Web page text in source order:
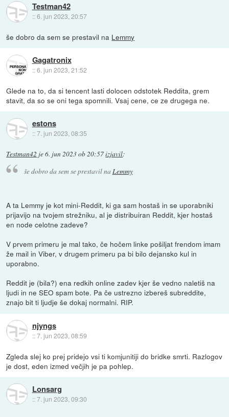
Testman42
::6. jun 2023, 20:57
še dobro da sem se prestavil na Lemmy
Gagatronix
::6. jun 2023, 21:52
Glede na to, da si tencent lasti dolocen odstotek Reddita, grem
stavit, da so se oni tega spomnili. Vsaj cene, ce ze drugega ne.
estons
::7. jun 2023, 08:35
Testman42 je6. jun 2023 ob 20:57izjavil:
še dobro da sem se prestavil na Lemmy
A ta Lemmy je kot mini-Reddit, ki ga sam hostaš in se uporabniki
prijavijo na tvojem strežniku, al je distribuiran Reddit, kjer hostaš
en node celotne zadeve?
V prvem primeru je mal tako, če hočem linke pošiljat frendom imam
že mail in Viber, v drugem primeru pa bi bilo dejansko kul in
uporabno.
Reddit je (bila?) ena redkih online zadev kjer še vedno naletiš na
ljudi in ne SEO spam bote. Pa če ustrezno izbereš subreddite,
znajo bit ti ljudje še dokaj normalni. RIP.
njyngs
::7. jun 2023, 08:59
Zgleda slej ko prej pridejo vsi ti komjunitiji do bridke smrti. Razlogov
je dost, eden izmed večjih je pa pohlep.
Lonsarg
::7. jun 2023, 09:30